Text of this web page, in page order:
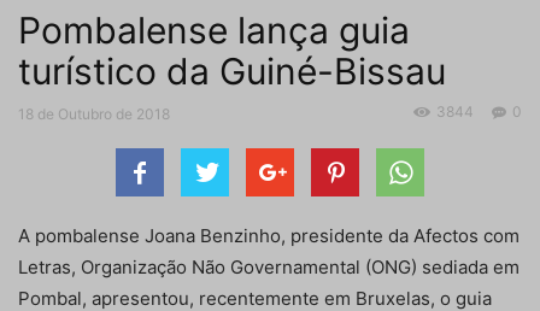
Pombalense lança guia
turístico da Guiné-Bissau
18 de Outubro de 2018 0
3844
A pombalense Joana Benzinho, presidente da Afectos com
Letras, Organização Não Governamental (ONG) sediada em
Pombal, apresentou, recentemente em Bruxelas, o guia